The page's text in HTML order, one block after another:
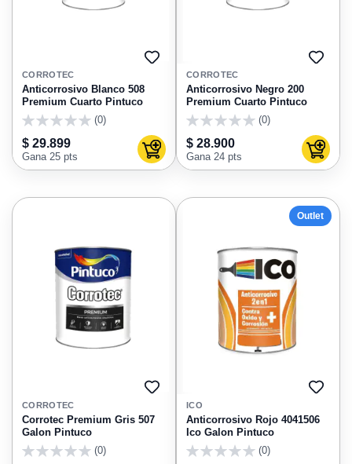
AGREGAR
FAVORITOS
CORROTEC
Anticorrosivo Blanco 508
Premium Cuarto Pintuco
(0)
$ 29.899
Gana 25 pts Agregar al carrito
CORROTEC
Anticorrosivo Negro 200
Premium Cuarto Pintuco
(0)
$ 28.900
Gana 24 pts
AGREGAR
FAVORITOS
CORROTEC
Corrotec Premium Gris 507
Galon Pintuco
(0)
Outlet
ICO
Anticorrosivo Rojo 4041506
Ico Galon Pintuco
(0)